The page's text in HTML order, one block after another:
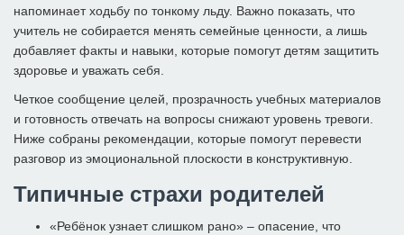
напоминает ходьбу по тонкому льду. Важно показать, что
учитель не собирается менять семейные ценности, а лишь
добавляет факты и навыки, которые помогут детям защитить
здоровье и уважать себя.
Четкое сообщение целей, прозрачность учебных материалов
и готовность отвечать на вопросы снижают уровень тревоги.
Ниже собраны рекомендации, которые помогут перевести
разговор из эмоциональной плоскости в конструктивную.
Типичные страхи родителей
«Ребёнок узнает слишком рано» – опасение, что